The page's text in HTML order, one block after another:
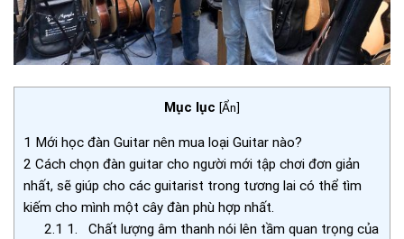
Mục lục [Ẩn]
1 Mới học đàn Guitar nên mua loại Guitar nào?
2 Cách chọn đàn guitar cho người mới tập chơi đơn giản
nhất, sẽ giúp cho các guitarist trong tương lai có thể tìm
kiếm cho mình một cây đàn phù hợp nhất.
2.1 1. Chất lượng âm thanh nói lên tầm quan trọng của